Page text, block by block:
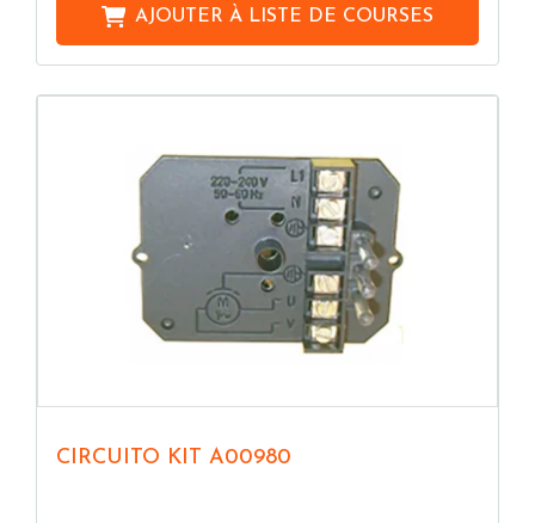
AJOUTER À LISTE DE COURSES
CIRCUITO KIT A00980